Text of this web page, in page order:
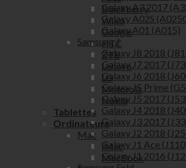
Blackberry
Wiko
Google
HTC
ZTE
Lenovo
LG
Motorola
Nokia
Tablettes
Ordinateurs
Mac
iMac
MacBook
Galaxy A3 2017
Galaxy A02S
Galaxy A01 (A015)
Samsung J
Galaxy J8 2018
Galaxy J7 2017
Galaxy J6 2018
Galaxy J5 Prime
Galaxy J5 2017
Galaxy J4 2018
Galaxy J3 2017
Galaxy J2 2018
Galaxy J1 Ace
Galaxy J1 2016